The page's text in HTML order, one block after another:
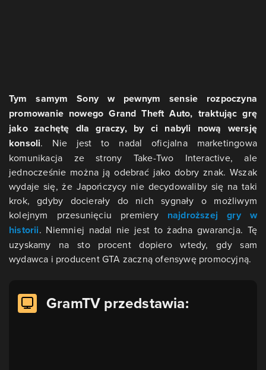
Tym samym Sony w pewnym sensie rozpoczyna
promowanie nowego Grand Theft Auto, traktując grę
jako zachętę dla graczy, by ci nabyli nową wersję
konsoli. Nie jest to nadal oficjalna marketingowa
komunikacja ze strony Take-Two Interactive, ale
jednocześnie można ją odebrać jako dobry znak. Wszak
wydaje się, że Japończycy nie decydowaliby się na taki
krok, gdyby docierały do nich sygnały o możliwym
kolejnym przesunięciu premiery najdroższej gry w
historii. Niemniej nadal nie jest to żadna gwarancja. Tę
uzyskamy na sto procent dopiero wtedy, gdy sam
wydawca i producent GTA zaczną ofensywę promocyjną.
GramTV przedstawia: